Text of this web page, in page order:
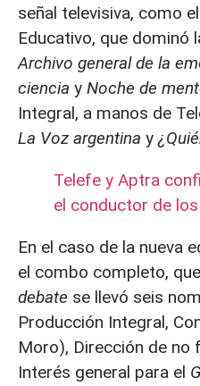
señal televisiva, como
Educativo, que dominó
Archivo general de la
ciencia y Noche de
Integral, a manos de
La Voz argentina y
Telefe y Aptra
el conductor de
En el caso de la nueva
el combo completo,
debate se llevó seis
Producción Integral,
Moro), Dirección de no
Interés general para el